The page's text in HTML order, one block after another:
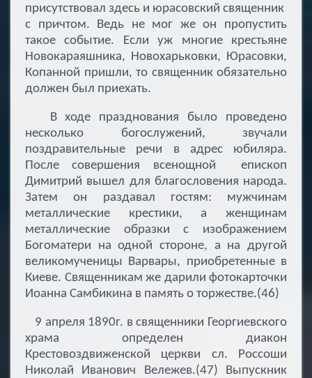
присутствовал здесь и юрасовский священник
с причтом. Ведь не мог же он пропустить
такое событие. Если уж многие крестьяне
Новокараяшника, Новохарьковки, Юрасовки,
Копанной пришли, то священник обязательно
должен был приехать.
В ходе празднования было проведено
несколько богослужений, звучали
поздравительные речи в адрес юбиляра.
После совершения всенощной епископ
Димитрий вышел для благословения народа.
Затем он раздавал гостям: мужчинам
металлические крестики, а женщинам
металлические образки с изображением
Богоматери на одной стороне, а на другой
великомученицы Варвары, приобретенные в
Киеве. Священникам же дарили фотокарточки
Иоанна Самбикина в память о торжестве.(46)
9 апреля 1890г. в священники Георгиевского
храма определен диакон
Крестовоздвиженской церкви сл. Россоши
Николай Иванович Вележев.(47) Выпускник